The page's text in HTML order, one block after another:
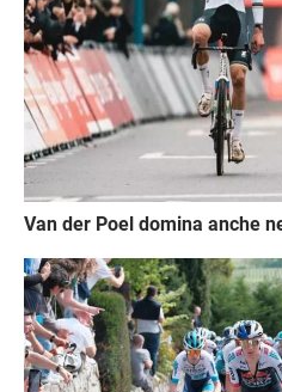
Van der Poel domina anche
Immagine